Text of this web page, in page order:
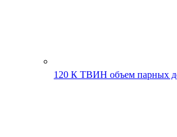
120 К ТВИН объем парных